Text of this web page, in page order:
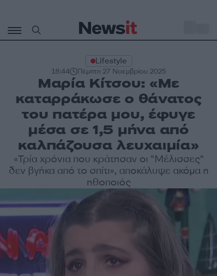
περιεχόμενο
Lifestyle
18:44 Πέμπτη 27 Νοεμβρίου 2025
Μαρία Κίτσου: «Με
καταρράκωσε ο θάνατος
του πατέρα μου, έφυγε
μέσα σε 1,5 μήνα από
καλπάζουσα λευχαιμία»
«Τρία χρόνια που κράτησαν οι "Μέλισσες"
δεν βγήκα από το σπίτι», αποκάλυψε ακόμα η
ηθοποιός